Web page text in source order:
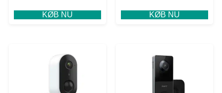
KØB NU KØB NU